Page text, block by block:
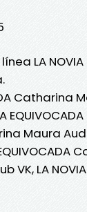
LA
Catharina
Maura
VK, LA